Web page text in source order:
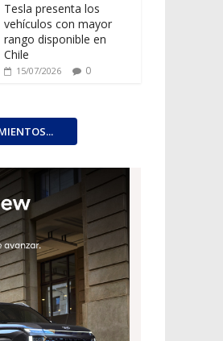
Tesla presenta los
vehículos con mayor
rango disponible en
Chile
15/07/2026 0